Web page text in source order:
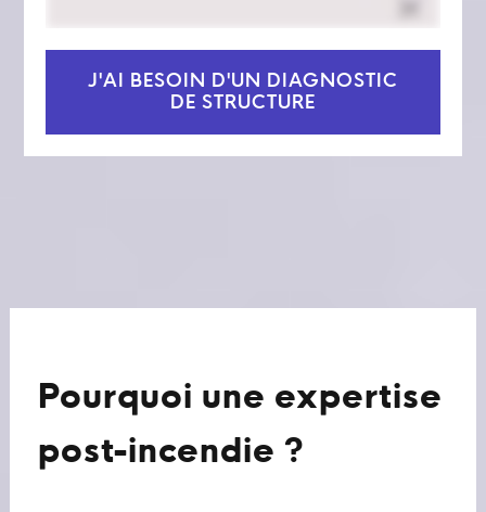
J'AI BESOIN D'UN DIAGNOSTIC
DE STRUCTURE
Pourquoi une expertise
post-incendie ?